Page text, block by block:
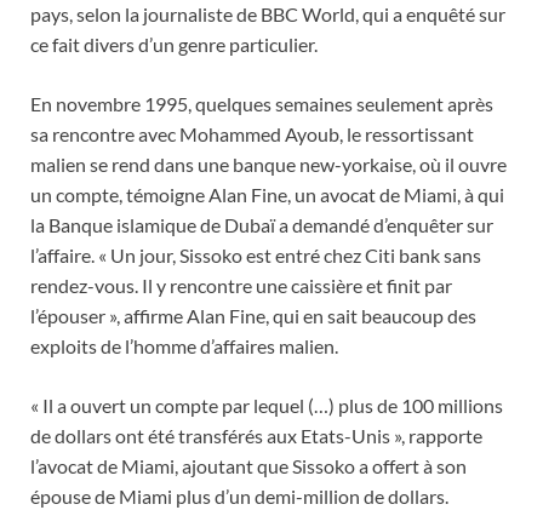
pays, selon la journaliste de BBC World, qui a enquêté sur
ce fait divers d’un genre particulier.
En novembre 1995, quelques semaines seulement après
sa rencontre avec Mohammed Ayoub, le ressortissant
malien se rend dans une banque new-yorkaise, où il ouvre
un compte, témoigne Alan Fine, un avocat de Miami, à qui
la Banque islamique de Dubaï a demandé d’enquêter sur
l’affaire. « Un jour, Sissoko est entré chez Citi bank sans
rendez-vous. Il y rencontre une caissière et finit par
l’épouser », affirme Alan Fine, qui en sait beaucoup des
exploits de l’homme d’affaires malien.
« Il a ouvert un compte par lequel (…) plus de 100 millions
de dollars ont été transférés aux Etats-Unis », rapporte
l’avocat de Miami, ajoutant que Sissoko a offert à son
épouse de Miami plus d’un demi-million de dollars.